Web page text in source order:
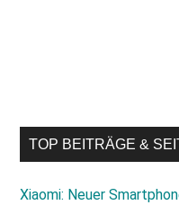
TOP BEITRÄGE &
Xiaomi: Neuer